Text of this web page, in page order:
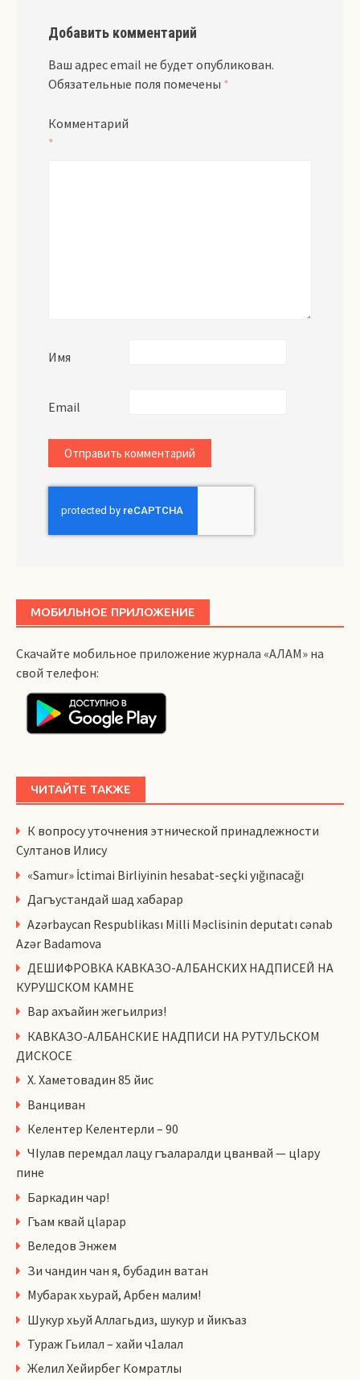
Добавить комментарий
Ваш адрес email не будет опубликован.
Обязательные поля помечены *
Комментарий
*
Имя
Email
МОБИЛЬНОЕ ПРИЛОЖЕНИЕ
Скачайте мобильное приложение журнала «АЛАМ» на
свой телефон:
ЧИТАЙТЕ ТАКЖЕ
К вопросу уточнения этнической принадлежности
Султанов Илису
«Samur» İctimai Birliyinin hesabat-seçki yığınacağı
Дагъустандай шад хабарар
Azərbaycan Respublikası Milli Məclisinin deputatı cənab
Azər Badamova
ДЕШИФРОВКА КАВКАЗО-АЛБАНСКИХ НАДПИСЕЙ НА
КУРУШСКОМ КАМНЕ
Вар ахъайин жегьилриз!
КАВКАЗО-АЛБАНСКИЕ НАДПИСИ НА РУТУЛЬСКОМ
ДИСКОСЕ
Х. Хаметовадин 85 йис
Ванциван
Келентер Келентерли – 90
ЧIулав перемдал лацу гъаларалди цванвай — цIару
пине
Баркадин чар!
Гъам квай цlарар
Веледов Энжем
Зи чандин чан я, бубадин ватан
Мубарак хьурай, Арбен малим!
Шукур хьуй Аллагьдиз, шукур и йикъаз
Тураж Гьилал – хайи ч1алал
Желил Хейирбег Комратлы